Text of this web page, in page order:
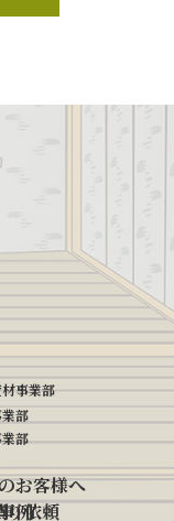
応、打ち合わ
履行
に関わるご意
る情報の提供
募者への連絡
個人情報を正確に
事業部
部
部
お客様へ
り依頼
例